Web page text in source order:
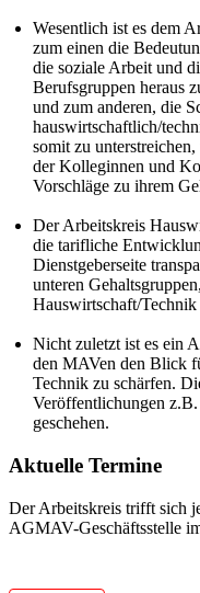
Wesentlich ist es dem
zum einen die
die soziale Arbeit und
Berufsgruppen heraus
und zum anderen, die
hauswirtschaftlich/
somit zu
der Kolleginnen und
Vorschläge zu ihrem
Der Arbeitskreis
die tarifliche
Dienstgeberseite
unteren
Hauswirtschaft/Technik
Nicht zuletzt ist es ein
den MAVen den Blick
Technik zu schärfen.
Veröffentlichungen
geschehen.
Aktuelle Termine
Der Arbeitskreis trifft sich
AGMAV-Geschäftsstelle